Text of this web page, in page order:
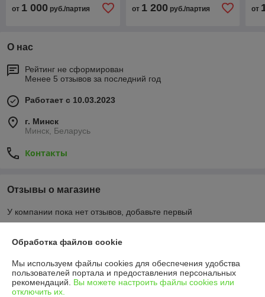
от 1 000 руб./партия от 1 200руб./партия от
О нас
Рейтинг не сформирован
Менее 5 отзывов за последний год
Работает с 10.03.2023
г. Минск
Минск, Беларусь
Контакты
Отзывы о магазине
У компании пока нет отзывов, добавьте первый
О нас
Контакты
Обработка файлов cookie
Мы используем файлы cookies для обеспечения удобства
пользователей портала и предоставления персональных
рекомендаций. Вы можете настроить файлы cookies или
отключить их.